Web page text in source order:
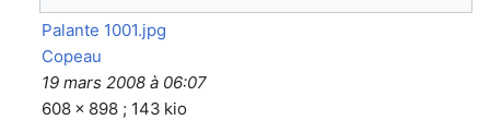
Palante 1001.jpg
Copeau
19 mars 2008 à 06:07
608 × 898 ; 143 kio